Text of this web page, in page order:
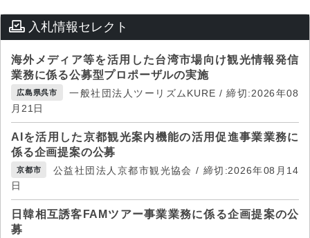
入札情報セレクト
海外メディア等を活用した台湾市場向け観光情報発信
業務に係る公募型プロポーザルの実施
広島県呉市
一般社団法人ツーリズムKURE / 締切:2026年08
月21日
AIを活用した京都観光案内機能の活用促進事業業務に
係る企画提案の公募
京都市
公益社団法人京都市観光協会 / 締切:2026年08月14
日
日韓相互誘客FAMツアー事業業務に係る企画提案の公
募